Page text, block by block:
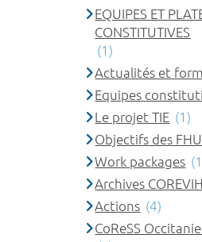
EQUIPES ET
CONSTITUTIVES
(1)
Actualités et
Equipes
Le projet TIE (1)
Objectifs des FHU
Work packages
Archives
Actions (4)
CoReSS